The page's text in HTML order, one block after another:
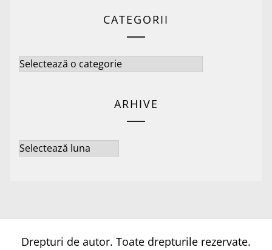
CATEGORII
Categorii
ARHIVE
Arhive
Drepturi de autor. Toate drepturile rezervate.